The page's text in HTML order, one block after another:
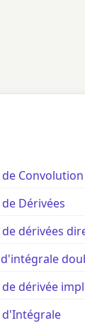
Convolution
Dérivées
dérivées
dérivée
d'Intégrale